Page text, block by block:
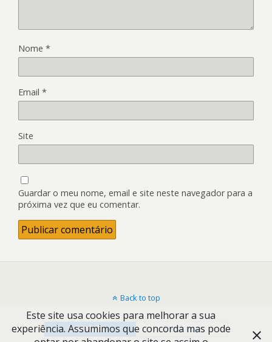
Nome *
Email *
Site
Guardar o meu nome, email e site neste navegador para a
próxima vez que eu comentar.
Back to top
Mobile Desktop
Este site usa cookies para melhorar a sua
experiência. Assumimos que concorda mas pode